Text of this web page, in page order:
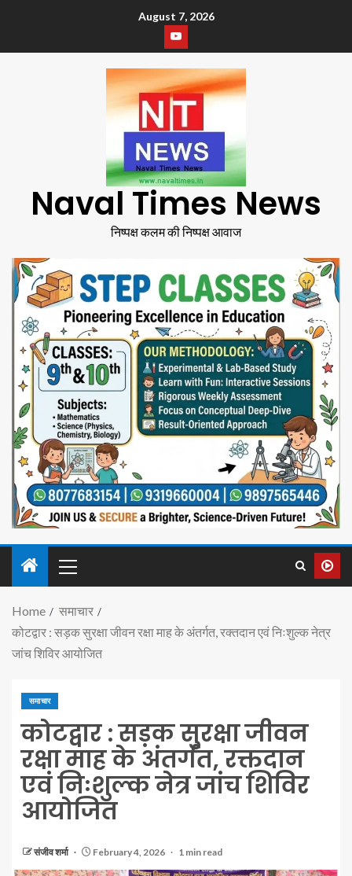
August 7, 2026
Naval Times News
निष्पक्ष कलम की निष्पक्ष आवाज
Home
समाचार
कोटद्वार : सड़क सुरक्षा जीवन रक्षा माह के अंतर्गत, रक्तदान एवं निःशुल्क नेत्र
जांच शिविर आयोजित
समाचार
कोटद्वार : सड़क सुरक्षा जीवन
रक्षा माह के अंतर्गत, रक्तदान
एवं निःशुल्क नेत्र जांच शिविर
आयोजित
संजीव शर्मा February 4, 2026 1 min read